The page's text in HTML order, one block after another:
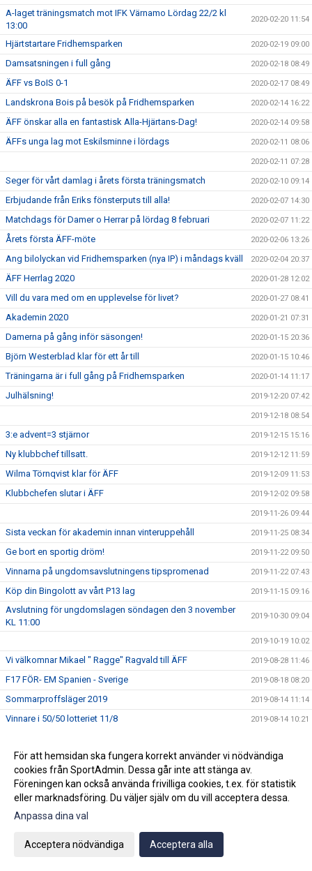
A-laget träningsmatch mot IFK Värnamo Lördag 22/2 kl
13:00
2020-02-20 11:54
Hjärtstartare Fridhemsparken 2020-02-19 09:00
Damsatsningen i full gång 2020-02-18 08:49
ÄFF vs BoIS 0-1 2020-02-17 08:49
Landskrona Bois på besök på Fridhemsparken 2020-02-14 16:22
ÄFF önskar alla en fantastisk Alla-Hjärtans-Dag! 2020-02-14 09:58
ÄFFs unga lag mot Eskilsminne i lördags 2020-02-11 08:06
2020-02-11 07:28
Seger för vårt damlag i årets första träningsmatch 2020-02-10 09:14
Erbjudande från Eriks fönsterputs till alla! 2020-02-07 14:30
Matchdags för Damer o Herrar på lördag 8 februari 2020-02-07 11:22
Årets första ÄFF-möte 2020-02-06 13:26
Ang bilolyckan vid Fridhemsparken (nya IP) i måndags kväll 2020-02-04 20:37
ÄFF Herrlag 2020 2020-01-28 12:02
Vill du vara med om en upplevelse för livet? 2020-01-27 08:41
Akademin 2020 2020-01-21 07:31
Damerna på gång inför säsongen! 2020-01-15 20:36
Björn Westerblad klar för ett år till 2020-01-15 10:46
Träningarna är i full gång på Fridhemsparken 2020-01-14 11:17
Julhälsning! 2019-12-20 07:42
2019-12-18 08:54
3:e advent=3 stjärnor 2019-12-15 15:16
Ny klubbchef tillsatt. 2019-12-12 11:59
Wilma Törnqvist klar för ÄFF 2019-12-09 11:53
Klubbchefen slutar i ÄFF 2019-12-02 09:58
2019-11-26 09:44
Sista veckan för akademin innan vinteruppehåll 2019-11-25 08:34
Ge bort en sportig dröm! 2019-11-22 09:50
Vinnarna på ungdomsavslutningens tipspromenad 2019-11-22 07:43
Köp din Bingolott av vårt P13 lag 2019-11-15 09:16
Avslutning för ungdomslagen söndagen den 3 november
KL 11:00
2019-10-30 09:04
2019-10-19 10:02
Vi välkomnar Mikael " Ragge" Ragvald till ÄFF 2019-08-28 11:46
F17 FÖR- EM Spanien - Sverige 2019-08-18 08:20
Sommarproffsläger 2019 2019-08-14 11:14
Vinnare i 50/50 lotteriet 11/8 2019-08-14 10:21
Angående gårdagens match i P19-Allsvenskan 2019-08-11 11:42
Kalle är på semester 2019-08-10 09:14
Klubbchefen Helena Wennerström presenterar sig 2019-08-07 08:52
FitLine är ny samarbetspartner
För att hemsidan ska fungera korrekt använder vi nödvändiga
cookies från SportAdmin. Dessa går inte att stänga av.
Föreningen kan också använda frivilliga cookies, t.ex. för statistik
eller marknadsföring. Du väljer själv om du vill acceptera dessa.
Anpassa dina val
Acceptera nödvändiga Acceptera alla